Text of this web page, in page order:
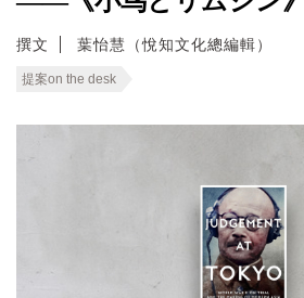
撰文 葉怡慧（悅知文化總編輯）
提案on the desk